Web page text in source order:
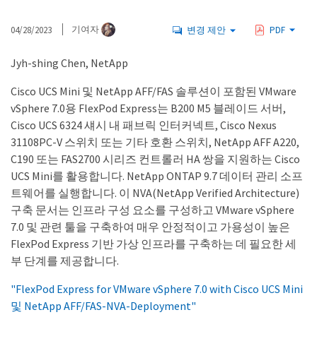
04/28/2023 기여자 변경 제안 PDF
Jyh-shing Chen, NetApp
Cisco UCS Mini 및 NetApp AFF/FAS 솔루션이 포함된 VMware
vSphere 7.0용 FlexPod Express는 B200 M5 블레이드 서버,
Cisco UCS 6324 섀시 내 패브릭 인터커넥트, Cisco Nexus
31108PC-V 스위치 또는 기타 호환 스위치, NetApp AFF A220,
C190 또는 FAS2700 시리즈 컨트롤러 HA 쌍을 지원하는 Cisco
UCS Mini를 활용합니다. NetApp ONTAP 9.7 데이터 관리 소프
트웨어를 실행합니다. 이 NVA(NetApp Verified Architecture)
구축 문서는 인프라 구성 요소를 구성하고 VMware vSphere
7.0 및 관련 툴을 구축하여 매우 안정적이고 가용성이 높은
FlexPod Express 기반 가상 인프라를 구축하는 데 필요한 세
부 단계를 제공합니다.
"FlexPod Express for VMware vSphere 7.0 with Cisco UCS Mini
및 NetApp AFF/FAS-NVA-Deployment"